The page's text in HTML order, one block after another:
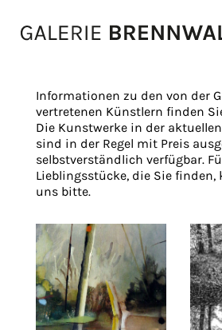
Informationen zu den von der
vertretenen Künstlern finden
Die Kunstwerke in der
sind in der Regel mit Preis
selbstverständlich verfügbar.
Lieblingsstücke, die Sie
uns bitte.